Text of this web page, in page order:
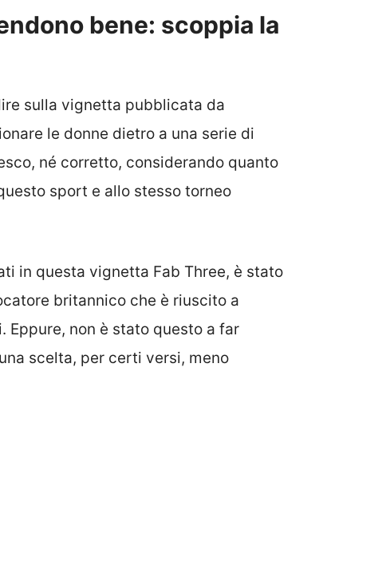
bene: scoppia la
sulla vignetta pubblicata da
le donne dietro a una serie di
né corretto, considerando quanto
sport e allo stesso torneo
in questa vignetta Fab Three, è stato
britannico che è riuscito a
Eppure, non è stato questo a far
scelta, per certi versi, meno